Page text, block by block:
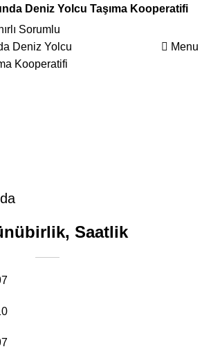
Deniz Yolcu Taşıma Kooperatifi
Menu
Saatlik